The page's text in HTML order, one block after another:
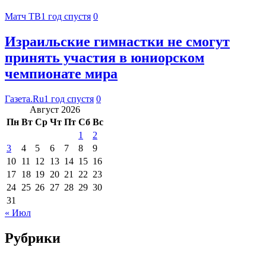
Матч ТВ1 год спустя 0
Израильские гимнастки не смогут
принять участия в юниорском
чемпионате мира
Газета.Ru1 год спустя 0
Август 2026
Пн Вт Ср Чт Пт Сб Вс
1
2
3
4 5 6 7 8
9
10 11 12 13 14 15 16
17 18 19 20 21 22 23
24 25 26 27 28 29 30
31
« Июл
Рубрики